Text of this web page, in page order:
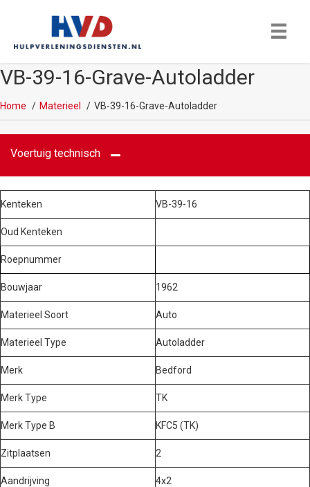
VB-39-16-Grave-Autoladder
Home Materieel VB-39-16-Grave-Autoladder
Voertuig technisch
Kenteken VB-39-16
Oud Kenteken
Roepnummer
Bouwjaar 1962
Materieel Soort Auto
Materieel Type Autoladder
Merk Bedford
Merk Type TK
Merk Type B KFC5 (TK)
Zitplaatsen 2
Aandrijving 4x2